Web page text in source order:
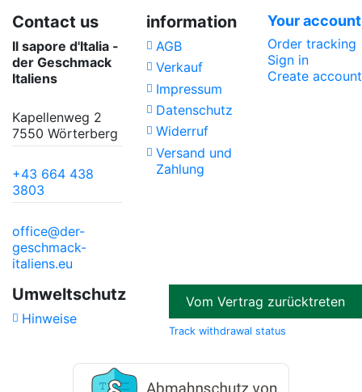
Contact us
Il sapore d'Italia -
der Geschmack
Italiens
Kapellenweg 2
7550 Wörterberg
+43 664 438
3803
office@der-
geschmack-
italiens.eu
information
AGB
Verkauf
Impressum
Datenschutz
Widerruf
Versand und
Zahlung
Your account
Order tracking
Sign in
Create account
Umweltschutz
Hinweise
Vom Vertrag zurücktreten
Track withdrawal status